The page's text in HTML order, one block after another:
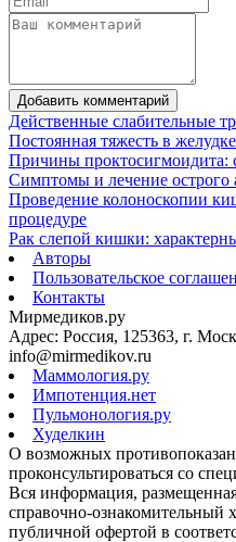
Добавить комментарий
Действенные слабительные
Постоянная тяжесть в
Причины проктосигмоидита:
Симптомы и лечение острого
Проведение колоноскопии
процедуре
Рак слепой кишки:
Авторы
Пользовательское
Контакты
Мирмедиков.ру
Адрес: Россия, 125363, г.
info@mirmedikov.ru
Маммология.ру
Импотенция.нет
Пульмонология.ру
Худелкин
О возможных
проконсультироваться со
Вся информация,
справочно-ознакомительный
публичной офертой в